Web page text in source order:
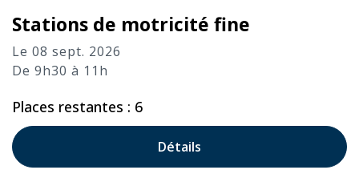
Stations de motricité fine
Le 08 sept. 2026
De 9h30 à 11h
Places restantes : 6
Détails